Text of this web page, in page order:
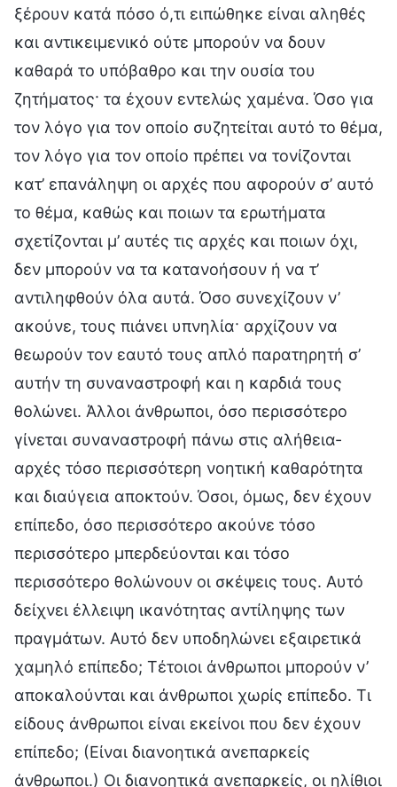
ξέρουν κατά πόσο ό,τι ειπώθηκε είναι αληθές
και αντικειμενικό ούτε μπορούν να δουν
καθαρά το υπόβαθρο και την ουσία του
ζητήματος· τα έχουν εντελώς χαμένα. Όσο για
τον λόγο για τον οποίο συζητείται αυτό το θέμα,
τον λόγο για τον οποίο πρέπει να τονίζονται
κατ’ επανάληψη οι αρχές που αφορούν σ’ αυτό
το θέμα, καθώς και ποιων τα ερωτήματα
σχετίζονται μ’ αυτές τις αρχές και ποιων όχι,
δεν μπορούν να τα κατανοήσουν ή να τ’
αντιληφθούν όλα αυτά. Όσο συνεχίζουν ν’
ακούνε, τους πιάνει υπνηλία· αρχίζουν να
θεωρούν τον εαυτό τους απλό παρατηρητή σ’
αυτήν τη συναναστροφή και η καρδιά τους
θολώνει. Άλλοι άνθρωποι, όσο περισσότερο
γίνεται συναναστροφή πάνω στις αλήθεια-
αρχές τόσο περισσότερη νοητική καθαρότητα
και διαύγεια αποκτούν. Όσοι, όμως, δεν έχουν
επίπεδο, όσο περισσότερο ακούνε τόσο
περισσότερο μπερδεύονται και τόσο
περισσότερο θολώνουν οι σκέψεις τους. Αυτό
δείχνει έλλειψη ικανότητας αντίληψης των
πραγμάτων. Αυτό δεν υποδηλώνει εξαιρετικά
χαμηλό επίπεδο; Τέτοιοι άνθρωποι μπορούν ν’
αποκαλούνται και άνθρωποι χωρίς επίπεδο. Τι
είδους άνθρωποι είναι εκείνοι που δεν έχουν
επίπεδο; (Είναι διανοητικά ανεπαρκείς
άνθρωποι.) Οι διανοητικά ανεπαρκείς, οι ηλίθιοι